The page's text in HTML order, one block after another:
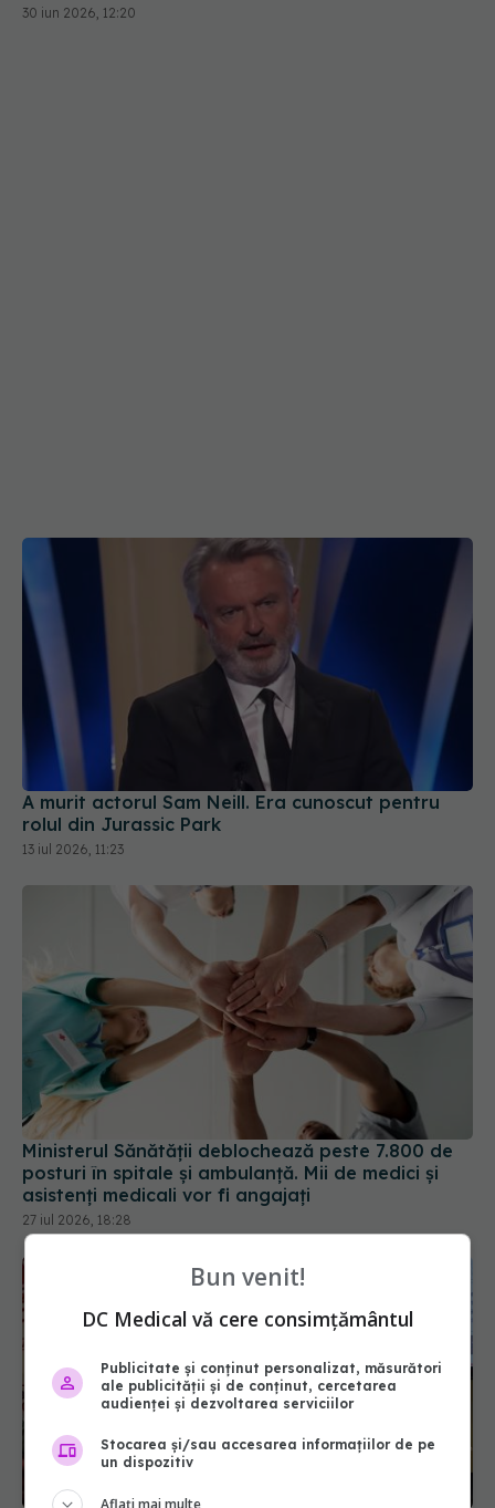
30 iun 2026, 12:20
A murit actorul Sam Neill. Era cunoscut pentru
rolul din Jurassic Park
13 iul 2026, 11:23
Ministerul Sănătății deblochează peste 7.800 de
posturi în spitale și ambulanță. Mii de medici și
asistenți medicali vor fi angajați
27 iul 2026, 18:28
Bun venit!
DC Medical vă cere consimțământul
Publicitate și conținut personalizat, măsurători
ale publicității și de conținut, cercetarea
audienței și dezvoltarea serviciilor
Stocarea și/sau accesarea informațiilor de pe
un dispozitiv
Aflați mai multe